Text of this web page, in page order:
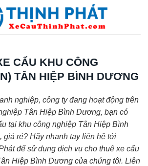
CẨU KHU CÔNG
TÂN HIỆP BÌNH DƯƠNG
nghiệp, công ty đang hoạt động trên
Tân Hiệp Bình Dương, bạn có
tại khu công nghiệp Tân Hiệp Bình
giá rẻ? Hãy nhanh tay liên hệ tới
để sử dụng dịch vụ cho thuê xe cẩu
Hiệp Bình Dương của chúng tôi. Liên